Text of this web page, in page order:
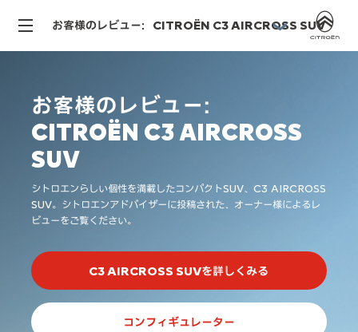
お客様のレビュー：CITROËN C3 AIRCROSS SUV
お客様のレビュー：
CITROËN C3 AIRCROSS
SUV
シトロエンらしい個性を満載したコンパクトSUV、C3 AIRCROSS
SUV。 シトロエンアドバイザーに投稿された、オーナー様によるレ
ビューをご覧ください。
C3 AIRCROSS SUVを詳しくみる
コンフィギュレーター